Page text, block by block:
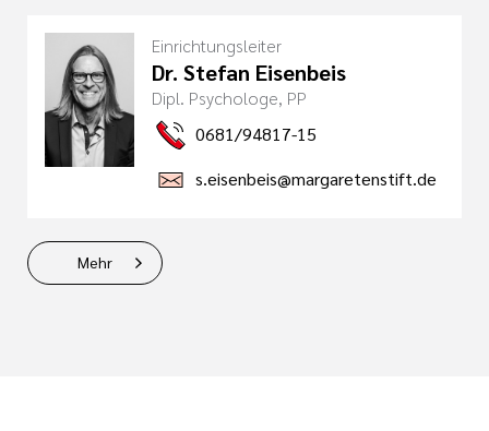
Einrichtungsleiter
Dr. Stefan Eisenbeis
Dipl. Psychologe, PP
0681/94817-15
s.eisenbeis@margaretenstift.de
Mehr